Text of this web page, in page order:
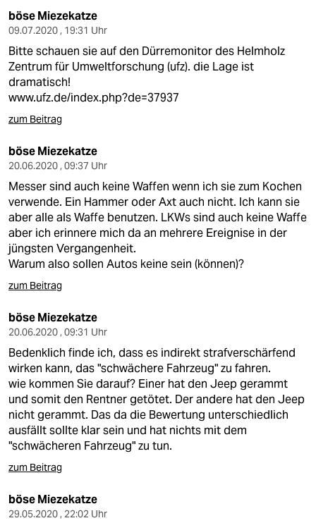
böse Miezekatze
09.07.2020 , 19:31 Uhr
Bitte schauen sie auf den Dürremonitor des Helmholz
Zentrum für Umweltforschung (ufz). die Lage ist
dramatisch!
www.ufz.de/index.php?de=37937
zum Beitrag
böse Miezekatze
20.06.2020 , 09:37 Uhr
Messer sind auch keine Waffen wenn ich sie zum Kochen
verwende. Ein Hammer oder Axt auch nicht. Ich kann sie
aber alle als Waffe benutzen. LKWs sind auch keine Waffe
aber ich erinnere mich da an mehrere Ereignise in der
jüngsten Vergangenheit.
Warum also sollen Autos keine sein (können)?
zum Beitrag
böse Miezekatze
20.06.2020 , 09:31 Uhr
Bedenklich finde ich, dass es indirekt strafverschärfend
wirken kann, das "schwächere Fahrzeug" zu fahren.
wie kommen Sie darauf? Einer hat den Jeep gerammt
und somit den Rentner getötet. Der andere hat den Jeep
nicht gerammt. Das da die Bewertung unterschiedlich
ausfällt sollte klar sein und hat nichts mit dem
"schwächeren Fahrzeug" zu tun.
zum Beitrag
böse Miezekatze
29.05.2020 , 22:02 Uhr